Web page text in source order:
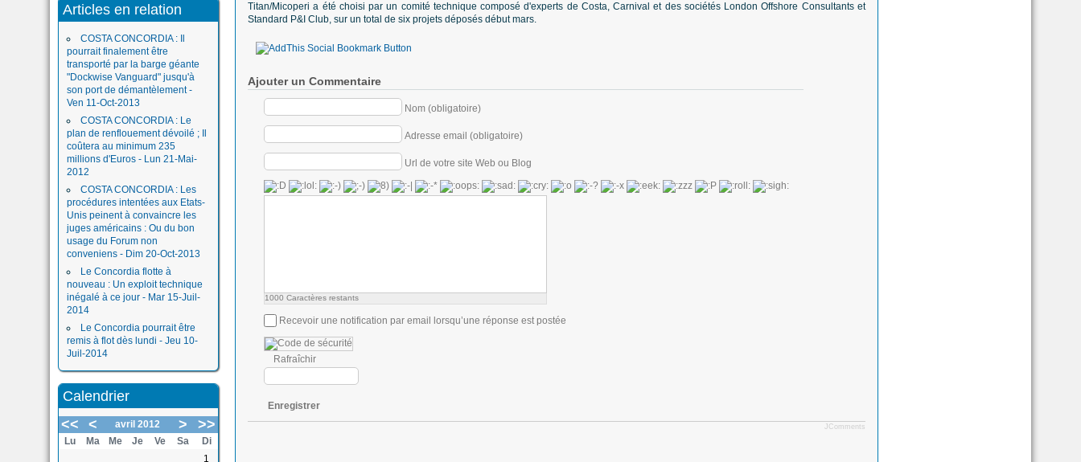
Articles en relation
COSTA CONCORDIA : Il
pourrait finalement être
transporté par la barge géante
"Dockwise Vanguard" jusqu'à
son port de démantèlement -
Ven 11-Oct-2013
COSTA CONCORDIA : Le
plan de renflouement dévoilé ; Il
coûtera au minimum 235
millions d'Euros - Lun 21-Mai-
2012
COSTA CONCORDIA : Les
procédures intentées aux Etats-
Unis peinent à convaincre les
juges américains : Ou du bon
usage du Forum non
conveniens - Dim 20-Oct-2013
Le Concordia flotte à
nouveau : Un exploit technique
inégalé à ce jour - Mar 15-Juil-
2014
Le Concordia pourrait être
remis à flot dès lundi - Jeu 10-
Juil-2014
Calendrier
<<
< avril 2012 > >>
Lu Ma Me Je Ve Sa
Di
1
Titan/Micoperi a été choisi par un comité technique composé d'experts de Costa, Carnival et des sociétés London Offshore Consultants et
Standard P&I Club, sur un total de six projets déposés début mars.
Ajouter un Commentaire
Nom (obligatoire)
Adresse email (obligatoire)
Url de votre site Web ou Blog
1000 Caractères restants
Recevoir une notification par email lorsqu’une réponse est postée
Rafraîchir
Enregistrer
JComments